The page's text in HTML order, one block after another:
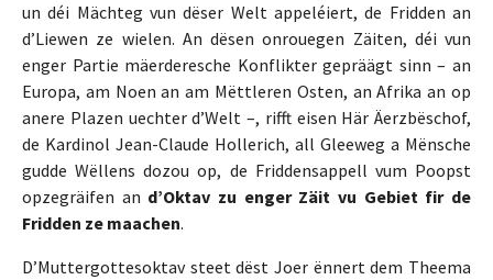
un déi Mächteg vun dëser Welt appeléiert, de Fridden an
d’Liewen ze wielen. An dësen onrouegen Zäiten, déi vun
enger Partie mäerderesche Konflikter gepräägt sinn – an
Europa, am Noen an am Mëttleren Osten, an Afrika an op
anere Plazen uechter d’Welt –, rifft eisen Här Äerzbëschof,
de Kardinol Jean-Claude Hollerich, all Gleeweg a Mënsche
gudde Wëllens dozou op, de Friddensappell vum Poopst
opzegräifen an d’Oktav zu enger Zäit vu Gebiet fir de
Fridden ze maachen.
D’Muttergottesoktav steet dëst Joer ënnert dem Theema